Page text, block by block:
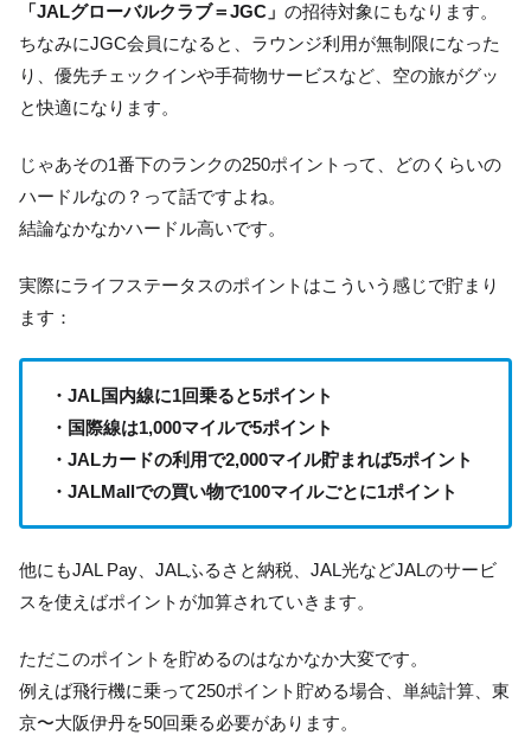
「JALグローバルクラブ＝JGC」 の招待対象にもなります。
ちなみにJGC会員になると、ラウンジ利用が無制限になった
り、優先チェックインや手荷物サービスなど、空の旅がグッ
と快適になります。
じゃあその1番下のランクの250ポイントって、どのくらいの
ハードルなの？って話ですよね。
結論なかなかハードル高いです。
実際にライフステータスのポイントはこういう感じで貯まり
ます：
・JAL国内線に1回乗ると5ポイント
・国際線は1,000マイルで5ポイント
・JALカードの利用で2,000マイル貯まれば5ポイント
・JALMallでの買い物で100マイルごとに1ポイント
他にもJAL Pay、JALふるさと納税、JAL光などJALのサービ
スを使えばポイントが加算されていきます。
ただこのポイントを貯めるのはなかなか大変です。
例えば飛行機に乗って250ポイント貯める場合、単純計算、東
京〜大阪伊丹を50回乗る必要があります。